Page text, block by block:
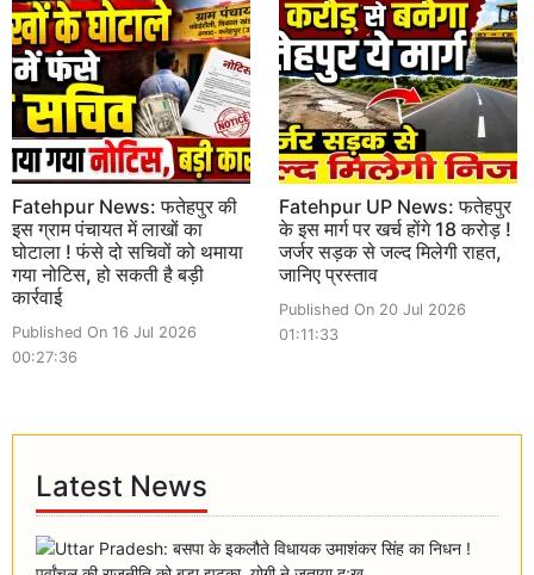
Fatehpur News: फतेहपुर की
इस ग्राम पंचायत में लाखों का
घोटाला ! फंसे दो सचिवों को थमाया
गया नोटिस, हो सकती है बड़ी
कार्रवाई
Published On 16 Jul 2026
00:27:36
Fatehpur UP News: फतेहपुर
के इस मार्ग पर खर्च होंगे 18 करोड़ !
जर्जर सड़क से जल्द मिलेगी राहत,
जानिए प्रस्ताव
Published On 20 Jul 2026
01:11:33
Latest News